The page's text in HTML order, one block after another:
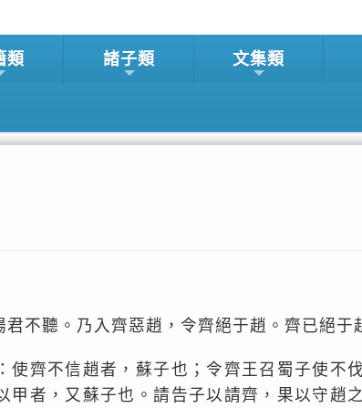
類 諸子類 文集類
不聽。乃入齊惡趙，令齊絕于趙。齊已絕于
齊不信趙者，蘇子也；令齊王召蜀子使不
甲者，又蘇子也。請告子以請齊，果以守趙